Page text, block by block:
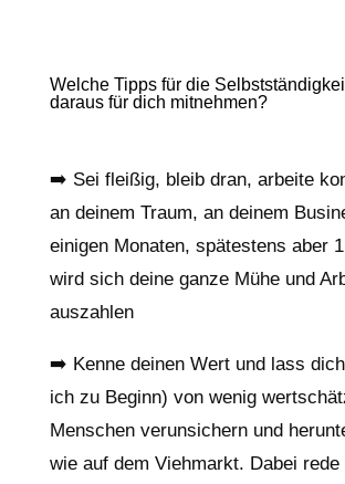
Welche Tipps für die
daraus für dich mitnehmen?
➡️ Sei fleißig, bleib dran, arbeite
an deinem Traum, an deinem
einigen Monaten, spätestens aber
wird sich deine ganze Mühe und
auszahlen
➡️ Kenne deinen Wert und lass
ich zu Beginn) von wenig
Menschen verunsichern und
wie auf dem Viehmarkt. Dabei